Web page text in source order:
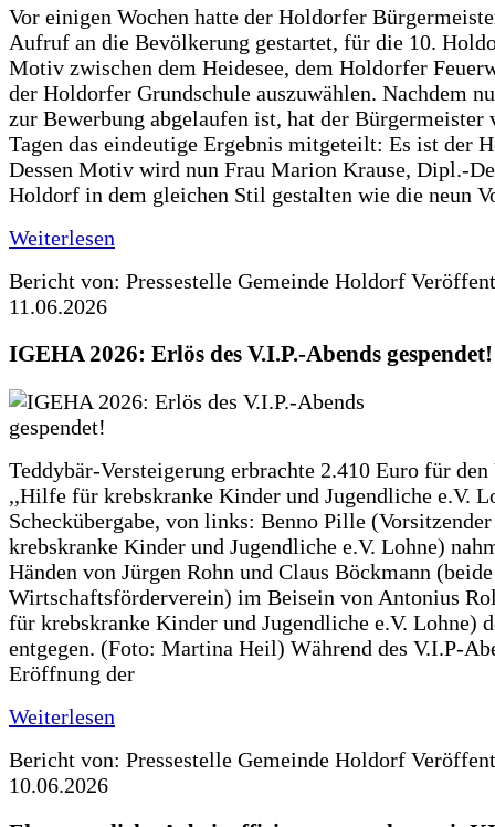
Vor einigen Wochen hatte der Holdorfer
Aufruf an die Bevölkerung gestartet, für die 10.
Motiv zwischen dem Heidesee, dem Holdorfer
der Holdorfer Grundschule auszuwählen. Nachdem
zur Bewerbung abgelaufen ist, hat der Bürgermeister
Tagen das eindeutige Ergebnis mitgeteilt: Es ist der
Dessen Motiv wird nun Frau Marion Krause, Dipl.-
Holdorf in dem gleichen Stil gestalten wie die neun
Weiterlesen
Bericht von: Pressestelle Gemeinde Holdorf
11.06.2026
IGEHA 2026: Erlös des V.I.P.-Abends gespendet!
Teddybär-Versteigerung erbrachte 2.410 Euro für den
,,Hilfe für krebskranke Kinder und Jugendliche e.V.
Scheckübergabe, von links: Benno Pille
krebskranke Kinder und Jugendliche e.V. Lohne)
Händen von Jürgen Rohn und Claus Böckmann
Wirtschaftsförderverein) im Beisein von Antonius
für krebskranke Kinder und Jugendliche e.V. Lohne)
entgegen. (Foto: Martina Heil) Während des V.I.P-
Eröffnung der
Weiterlesen
Bericht von: Pressestelle Gemeinde Holdorf
10.06.2026